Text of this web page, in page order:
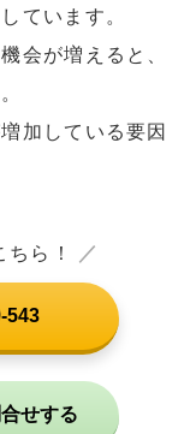
ています。
会が増えると、
加している要因
ら！ ／
543
せする